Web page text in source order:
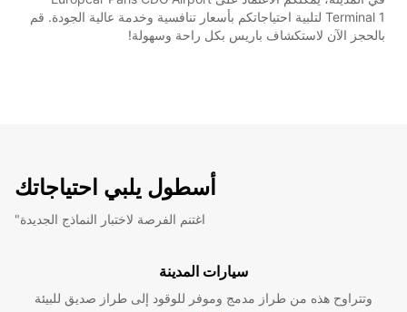
Terminal 1 لتلبية احتياجاتكم بأسعار تنافسية وخدمة عالية الجودة. قم
بالحجز الآن لاستكشاف باريس بكل راحة وسهولة!
أسطول يلبي احتياجاتك
"اغتنم الفرصة لاختبار النماذج الجديدة
سيارات المدينة
وتتراوح هذه من طراز مدمج وموفر للوقود إلى طراز صديق للبيئة